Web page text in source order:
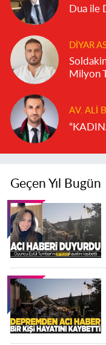
Dua ile
DIYAR
Milyon
AV. ALI
Geçen Yıl Bugün